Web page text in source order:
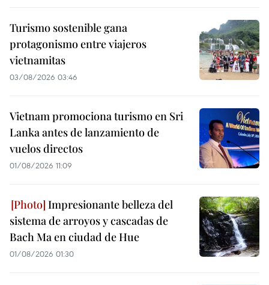
Turismo sostenible gana
protagonismo entre viajeros
vietnamitas
03/08/2026 03:46
Vietnam promociona turismo en Sri
Lanka antes de lanzamiento de
vuelos directos
01/08/2026 11:09
Impresionante belleza del
sistema de arroyos y cascadas de
Bach Ma en ciudad de Hue
01/08/2026 01:30